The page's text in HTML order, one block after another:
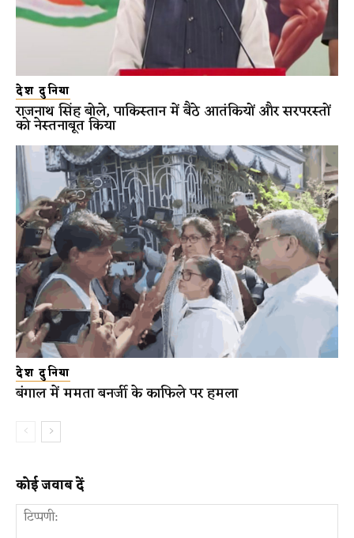
देश दुनिया
राजनाथ सिंह बोले, पाकिस्तान में बैठे आतंकियों और सरपरस्तों
को नेस्तनाबूत किया
देश दुनिया
बंगाल में ममता बनर्जी के काफिले पर हमला
कोई जवाब दें